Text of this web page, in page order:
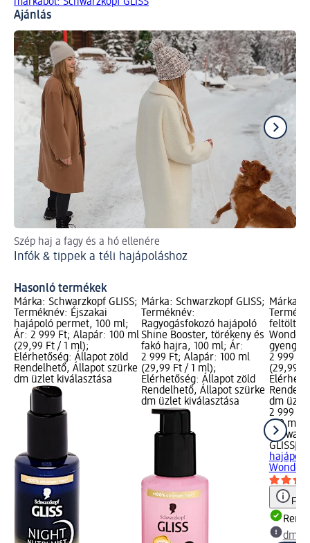
Ajánlás
Szép haj a fagy és a hó ellenére
Infók & tippek a téli hajápoláshoz
Hasonló termékek
Márka: Schwarzkopf GLISS;
Terméknév: Éjszakai
hajápoló permet, 100 ml;
Ár: 2 999 Ft; Alapár: 100 ml
(29,99 Ft / 1 ml);
Elérhetőség: Állapot zöld
Rendelhető, Állapot szürke
dm üzlet kiválasztása
Márka: Schwarzkopf GLISS;
Terméknév:
Ragyogásfokozó hajápoló
Shine Booster, törékeny és
fakó hajra, 100 ml; Ár:
2 999 Ft; Alapár: 100 ml
(29,99 Ft / 1 ml);
Elérhetőség: Állapot zöld
Rendelhető, Állapot szürke
dm üzlet kiválasztása
Márka:
feltöltő
gyenge
2 999
(29,99
dm
2 999 Ft
100 ml
GLISS
dm